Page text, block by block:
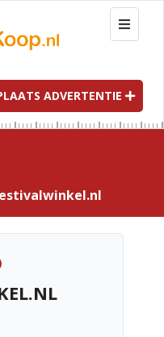
T
o
g
l
e
n
a
t
ADVERTENTIE